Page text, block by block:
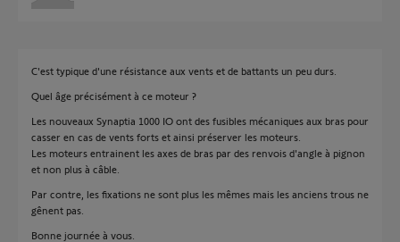
C'est typique d'une résistance aux vents et de battants un peu durs.
Quel âge précisément à ce moteur ?
Les nouveaux Synaptia 1000 IO ont des fusibles mécaniques aux bras pour
casser en cas de vents forts et ainsi préserver les moteurs.
Les moteurs entrainent les axes de bras par des renvois d'angle à pignon
et non plus à câble.
Par contre, les fixations ne sont plus les mêmes mais les anciens trous ne
gênent pas.
Bonne journée à vous.